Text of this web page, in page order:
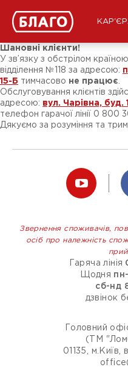
СМИ о нас
Подписчикам соц-сетей
Ярмарки
Шановні клієнти!
У зв’язку з обстрілом
відділення №118 за адресою:
15-Б тимчасово не працює
Обслуговування клієнтів
адресою: вул. Чарівна, буд.
телефон гарачої лінії 0 800
Дякуємо за розуміння та
Звернення споживачів,
осіб про належність
Гаряча лінія
Щодня
сб-нд
дзвінок
Головний
(ТМ
01135, м.Київ,